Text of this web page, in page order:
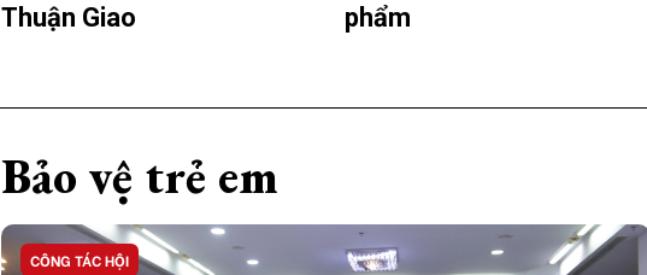
Thuận Giao
phẩm
Bảo vệ trẻ em
CÔNG TÁC HỘI